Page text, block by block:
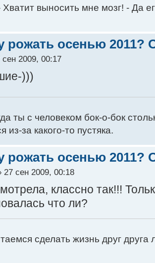
выносить мне мозг! - Да
рожать осенью 2011?
сен 2009, 00:17
)))
ты с человеком бок-о-бок
из-за какого-то пустяка.
рожать осенью 2011?
27 сен 2009, 00:18
классно так!!!
что ли?
сделать жизнь друг друга